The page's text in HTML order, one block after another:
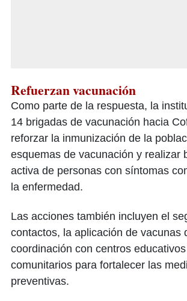
Refuerzan vacunación
Como parte de la respuesta, la
14 brigadas de vacunación hacia
reforzar la inmunización de la
esquemas de vacunación y realizar
activa de personas con síntomas
la enfermedad.
Las acciones también incluyen el
contactos, la aplicación de vacunas
coordinación con centros
comunitarios para fortalecer las
preventivas.